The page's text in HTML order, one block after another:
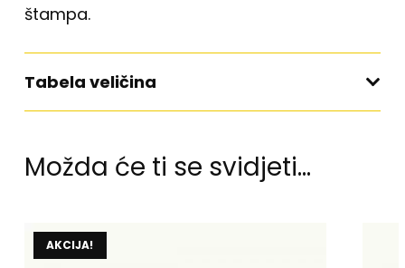
štampa.
Tabela veličina
Možda će ti se svidjeti…
AKCIJA!